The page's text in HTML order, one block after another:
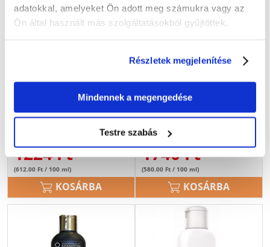
adatokkal, amelyeket Ön adott meg számukra vagy az
Ön által használt más szolgáltatásokból gyűjtöttek.
Részletek megjelenítése
Mindennek a megengedése
Testre szabás
BENEK Sampon Szuper beno
prémium kölyökkutyáknak
200 ml
1224Ft
(612.00 Ft / 100 ml)
KOSÁRBA
SUPER BENO Natural
Frequent sampon 300 ml
1740Ft
(580.00 Ft / 100 ml)
KOSÁRBA